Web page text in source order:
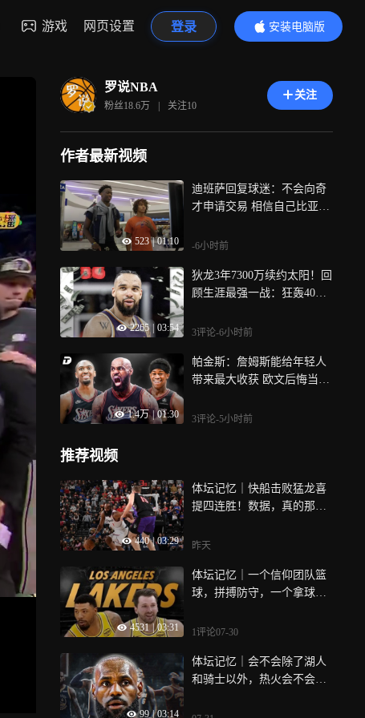
游戏 网页设置 登录
安装电脑版
内容更精彩
罗说NBA
粉丝18.6万 | 关注10
关注
作者最新视频
523 | 01:10
迪班萨回复球迷：不会向奇
才申请交易 相信自己比亚历
-6小时前
2265 03:54
狄龙3年7300万续约太阳！回
顾生涯最强一战：狂轰40分8
3评论-6小时前
1.4万 01:30
帕金斯：詹姆斯能给年轻人
带来最大收获 欧文后悔当初
3评论-5小时前
推荐视频
440 | 03:29
体坛记忆｜快船击败猛龙喜
提四连胜！数据，真的那么
昨天
4531 03:31
体坛记忆｜一个信仰团队篮
球，拼搏防守，一个拿球不
开是必然
1评论07-30
99 | 03:14
体坛记忆｜会不会除了湖人
和骑士以外，热火会不会是